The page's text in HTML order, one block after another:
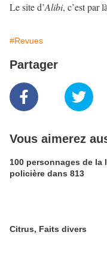
Le site d’Alibi, c’est par
#Revues
Partager
Vous aimerez
100 personnages de la
policière dans 813
Citrus, Faits divers